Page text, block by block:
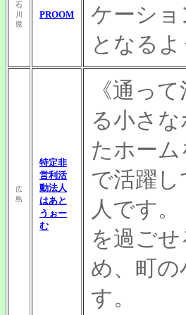
石
川
県
PROOM
ケーショ
となる
広
島
特定非
営利活
動法人
はあと
うぉー
む
《通っ
る小さ
たホー
で活躍
人です
を過ご
め、町
す。